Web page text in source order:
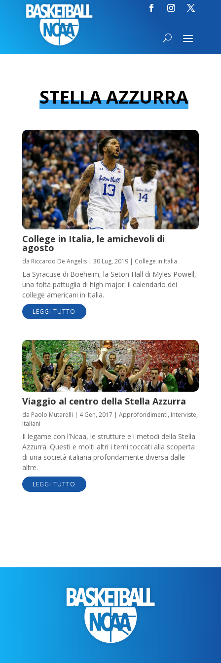
STELLA AZZURRA
College in Italia, le amichevoli di
agosto
da Riccardo De Angelis| 30 Lug, 2019| College in Italia
La Syracuse di Boeheim, la Seton Hall di Myles Powell,
una folta pattuglia di high major: il calendario dei
college americani in Italia.
LEGGI TUTTO
Viaggio al centro della Stella Azzurra
da Paolo Mutarelli 4 Gen, 2017 Approfondimenti, Interviste,
Italiani
Il legame con l’Ncaa, le strutture e i metodi della Stella
Azzurra. Questi e molti altri i temi toccati alla scoperta
di una società italiana profondamente diversa dalle
altre.
LEGGI TUTTO